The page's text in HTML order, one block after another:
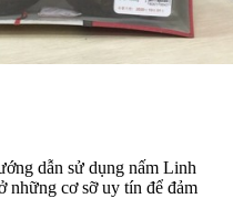
dẫn sử dụng nấm Linh
những cơ sỡ uy tín để đảm